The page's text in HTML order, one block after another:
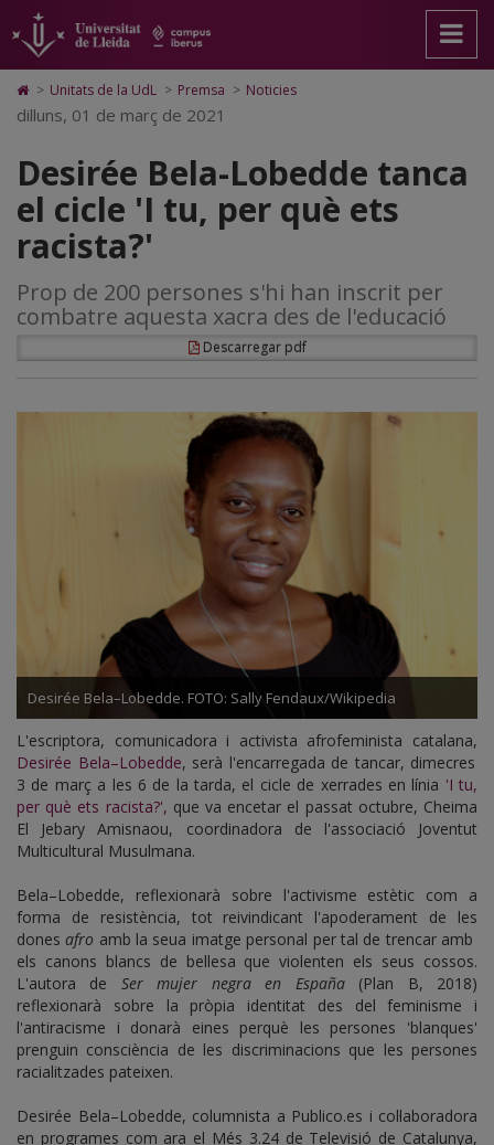
Desirée
Bela-
Lobedde
tanca
el
cicle
tu,
per
ets
racista?'
pàgina
principal.
Universitat
Lleida
contingut
principal
Mapa
Web.
Universitat
Cerca
Accessibilitat.
Universitat
Lleida
Icono
de
Home
ir
a
la
página
de
inicio
> Unitats de la UdL > Premsa > Noticies
dilluns, 01 de març de 2021
Desirée Bela-Lobedde tanca
el cicle 'I tu, per què ets
racista?'
Prop de 200 persones s'hi han inscrit per
combatre aquesta xacra des de l'educació
Descarregar pdf
Desirée Bela–Lobedde. FOTO: Sally Fendaux/Wikipedia
L'escriptora, comunicadora i activista afrofeminista catalana,
Desirée Bela–Lobedde, serà l'encarregada de tancar, dimecres
3 de març a les 6 de la tarda, el cicle de xerrades en línia 'I tu,
per què ets racista?', que va encetar el passat octubre, Cheima
El Jebary Amisnaou, coordinadora de l'associació Joventut
Multicultural Musulmana.
Bela–Lobedde, reflexionarà sobre l'activisme estètic com a
forma de resistència, tot reivindicant l'apoderament de les
donesafro amb la seua imatge personal per tal de trencar amb
els canons blancs de bellesa que violenten els seus cossos.
L'autora de Ser mujer negra en España(Plan B, 2018)
reflexionarà sobre la pròpia identitat des del feminisme i
l'antiracisme i donarà eines perquè les persones 'blanques'
prenguin consciència de les discriminacions que les persones
racialitzades pateixen.
Desirée Bela–Lobedde, columnista a Publico.es i col·laboradora
en programes com ara el Més 3.24 de Televisió de Catalunya,